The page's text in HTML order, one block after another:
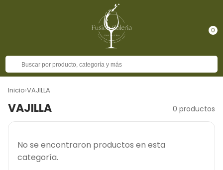
0
Inicio›VAJILLA
VAJILLA 0 productos
No se encontraron productos en esta
categoría.